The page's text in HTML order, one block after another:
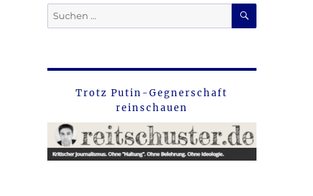
Suche
nach:
SUCHEN
Trotz Putin-Gegnerschaft
reinschauen